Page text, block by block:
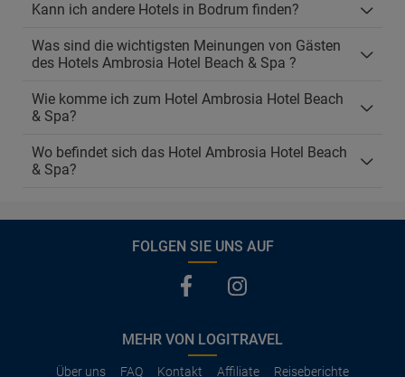
Kann ich andere Hotels in Bodrum finden?
Was sind die wichtigsten Meinungen von Gästen
des Hotels Ambrosia Hotel Beach & Spa ?
Wie komme ich zum Hotel Ambrosia Hotel Beach
& Spa?
Wo befindet sich das Hotel Ambrosia Hotel Beach
& Spa?
FOLGEN SIE UNS AUF
MEHR VON LOGITRAVEL
Über uns FAQ Kontakt Affiliate
Reiseberichte